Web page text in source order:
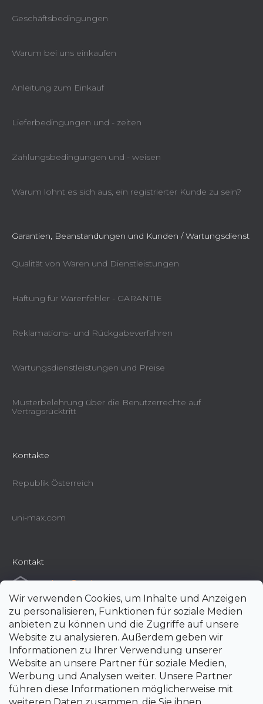
Wir verwenden Cookies, um Inhalte und Anzeigen
zu personalisieren, Funktionen für soziale Medien
anbieten zu können und die Zugriffe auf unsere
Website zu analysieren. Außerdem geben wir
Informationen zu Ihrer Verwendung unserer
Website an unsere Partner für soziale Medien,
Werbung und Analysen weiter. Unsere Partner
führen diese Informationen möglicherweise mit
Geschäftsbedingungen
Warum bei uns einkaufen
Anleitung zum Einkauf
Lieferbedingungen und - zeiten
Zahlungsbedingungen und - weisen
Warum lohnt es sich aus, ein registrierter Kunde zu sein?
Garantien, Beanstandungen und Kunden / Wartungsdienst
Qualität von Waren und Dienstleistungen
Haftung für Warenfehler - GARANTIE
Reklamations- und Rückgabeverfahren
Wartungsdienstleistungen und Preise
Musterbelehrung über die Benutzerrechte auf
Vertragsrücktritt
Kontakte
Republik Österreich
uni-max.com
Kontakt
e-shop@uni-max.at
+420 266 190 190